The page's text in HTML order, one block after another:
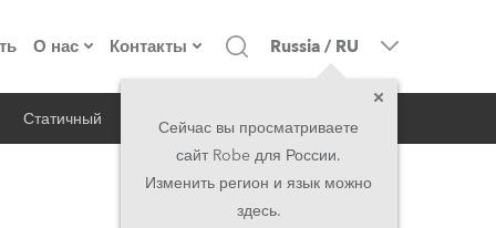
О нас
о компании
Сделано в Европе
Контакты
Головной офис
Головной офис
Russia / RU
Сейчас вы просматриваете
сайт Robe для России.
Изменить регион и язык можно
здесь.
Статичный iSeries